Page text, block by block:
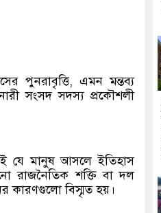
পুনরাবৃত্তি, এমন মন্তব্য
সংসদ সদস্য প্রকৌশলী
যে মানুষ আসলে ইতিহাস
রাজনৈতিক শক্তি বা দল
কারণগুলো বিস্মৃত হয়।